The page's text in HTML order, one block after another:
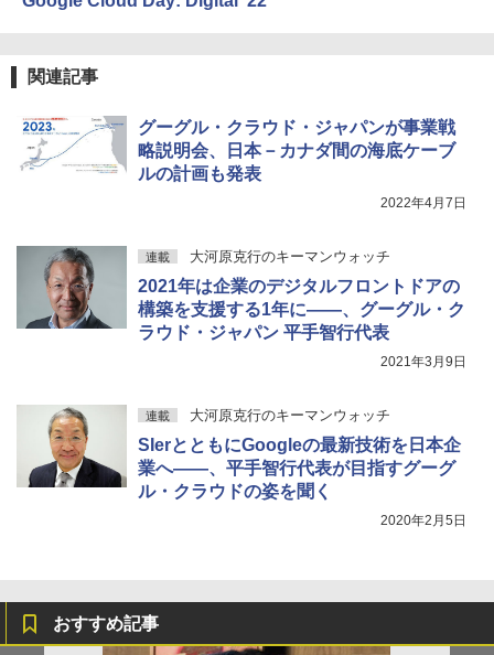
関連記事
グーグル・クラウド・ジャパンが事業戦
略説明会、日本－カナダ間の海底ケーブ
ルの計画も発表
2022年4月7日
連載 大河原克行のキーマンウォッチ
2021年は企業のデジタルフロントドアの
構築を支援する1年に――、グーグル・ク
ラウド・ジャパン 平手智行代表
2021年3月9日
連載 大河原克行のキーマンウォッチ
SIerとともにGoogleの最新技術を日本企
業へ――、平手智行代表が目指すグーグ
ル・クラウドの姿を聞く
2020年2月5日
おすすめ記事